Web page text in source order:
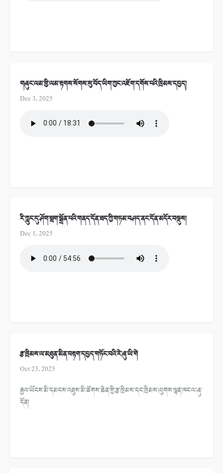
གཞུང་ལམ་གྱི་ལམ་རྟགས་སོགས་སུ་བོད་ཡིག་ཀྱང་འཇོག་དགོས་པའི་ཁྲིམས་དཔྱད།
Dec 3, 2025
རི་ཀླུང་དུ་ཤོག་སྦག་སྒྲོན་པའི་གནད་དོན་ཐད་ཀྱི་གཏམ་བཤད་ནང་དོན་མདོར་བསྡུས།
Dec 1, 2025
རྩ་ཁྲིམས་ལ་མཐུན་མིན་བརྟག་དཔྱད་གཏོང་བའི་རེ་ཞུ་ཡི་གེ
Oct 23, 2025
རྒྱལ་ཡོངས་མི་དམངས་འཐུས་མི་ཚོགས་ཆེན་གྱི་རྩ་ཁྲིམས་དང་ཁྲིམས་ལུགས་ལྷན་ཁང་ལ་ཞུ་
དོན།